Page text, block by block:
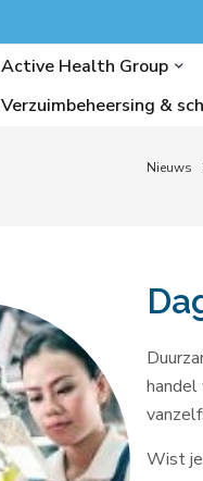
Active Health Group
Verzuimbeheersing &
Nieuws
Wist